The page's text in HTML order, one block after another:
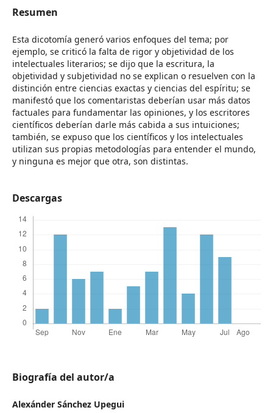
Resumen
Esta dicotomía generó varios enfoques del tema; por
ejemplo, se criticó la falta de rigor y objetividad de los
intelectuales literarios; se dijo que la escritura, la
objetividad y subjetividad no se explican o resuelven con la
distinción entre ciencias exactas y ciencias del espíritu; se
manifestó que los comentaristas deberían usar más datos
factuales para fundamentar las opiniones, y los escritores
científicos deberían darle más cabida a sus intuiciones;
también, se expuso que los científicos y los intelectuales
utilizan sus propias metodologías para entender el mundo,
y ninguna es mejor que otra, son distintas.
Descargas
Biografía del autor/a
Alexánder Sánchez Upegui